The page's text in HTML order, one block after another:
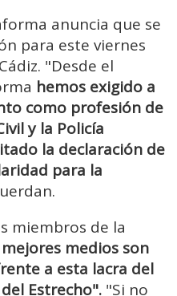
anuncia que se
para este viernes
"Desde el
hemos exigido a
como profesión de
y la Policía
la declaración de
para la
miembros de la
medios son
a esta lacra del
Estrecho". "Si no